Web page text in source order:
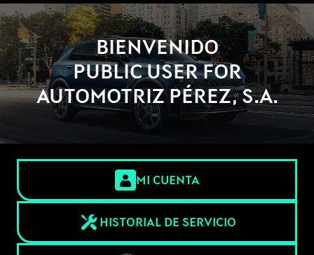
BIENVENIDO
PUBLIC USER FOR
AUTOMOTRIZ PÉREZ, S.A.
MI CUENTA
HISTORIAL DE SERVICIO